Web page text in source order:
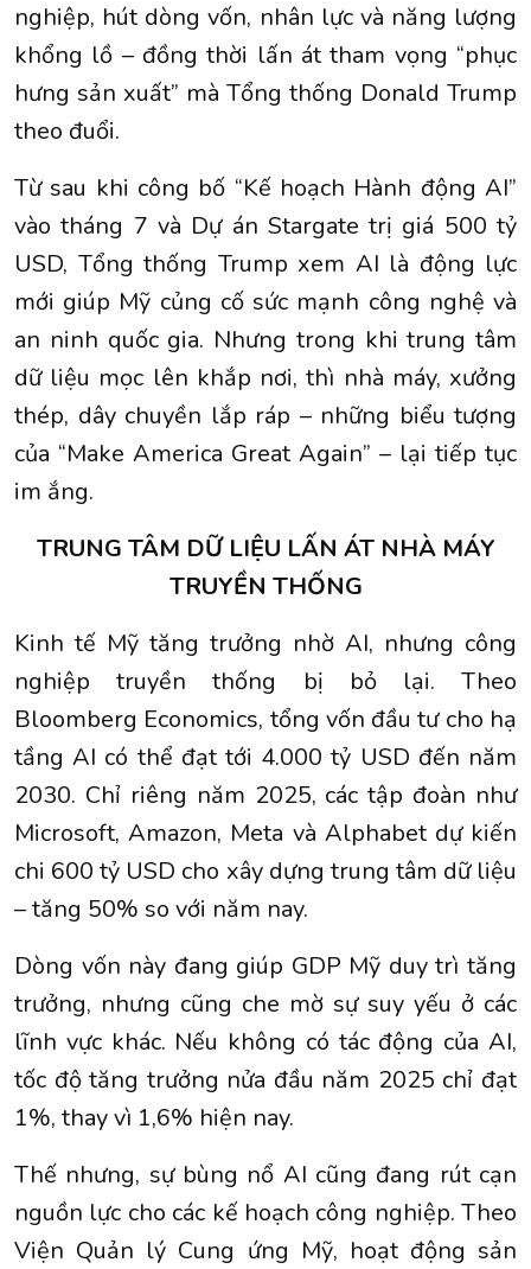
nghiệp, hút dòng vốn, nhân lực và năng lượng
khổng lồ – đồng thời lấn át tham vọng “phục
hưng sản xuất” mà Tổng thống Donald Trump
theo đuổi.
Từ sau khi công bố “Kế hoạch Hành động AI”
vào tháng 7 và Dự án Stargate trị giá 500 tỷ
USD, Tổng thống Trump xem AI là động lực
mới giúp Mỹ củng cố sức mạnh công nghệ và
an ninh quốc gia. Nhưng trong khi trung tâm
dữ liệu mọc lên khắp nơi, thì nhà máy, xưởng
thép, dây chuyền lắp ráp – những biểu tượng
của “Make America Great Again” – lại tiếp tục
im ắng.
TRUNG TÂM DỮ LIỆU LẤN ÁT NHÀ MÁY
TRUYỀN THỐNG
Kinh tế Mỹ tăng trưởng nhờ AI, nhưng công
nghiệp truyền thống bị bỏ lại. Theo
Bloomberg Economics, tổng vốn đầu tư cho hạ
tầng AI có thể đạt tới 4.000 tỷ USD đến năm
2030. Chỉ riêng năm 2025, các tập đoàn như
Microsoft, Amazon, Meta và Alphabet dự kiến
chi 600 tỷ USD cho xây dựng trung tâm dữ liệu
– tăng 50% so với năm nay.
Dòng vốn này đang giúp GDP Mỹ duy trì tăng
trưởng, nhưng cũng che mờ sự suy yếu ở các
lĩnh vực khác. Nếu không có tác động của AI,
tốc độ tăng trưởng nửa đầu năm 2025 chỉ đạt
1%, thay vì 1,6% hiện nay.
Thế nhưng, sự bùng nổ AI cũng đang rút cạn
nguồn lực cho các kế hoạch công nghiệp. Theo
Viện Quản lý Cung ứng Mỹ, hoạt động sản